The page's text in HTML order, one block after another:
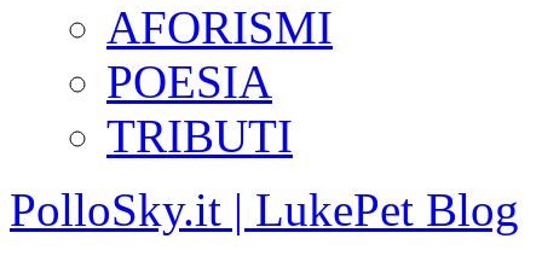
AFORISMI
POESIA
TRIBUTI
PolloSky.it | LukePet Blog